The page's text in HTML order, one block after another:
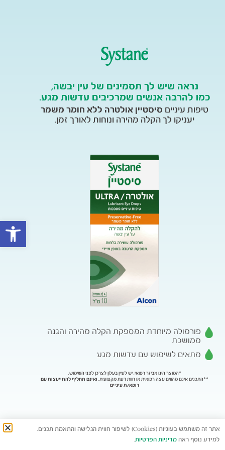
פתח
נראה שיש לך תסמינים של עין יבשה,
כמו להרבה אנשים שמרכיבים עדשות מגע.
טיפות עיניים סיסטיין אולטרה ללא חומר משמר
יעניקו לך הקלה מהירה ונוחות לאורך זמן.
פורמולה מיוחדת המספקת הקלה מהירה והגנה
ממושכת
מתאים לשימוש עם עדשות מגע
*המוצר הינו אביזר רפואי, יש לעיין בעלון לצרכן לפני השימוש.
**התכנים אינם מהווים עצה רפואית או חוות דעת מקצועית, ואינם תחליף להתייעצות עם
רופא/ת עיניים
אתר זה משתמש בעוגיות (Cookies) לשיפור חווית הגלישה והתאמת תכנים.
למידע נוסף ראה מדיניות הפרטיות.